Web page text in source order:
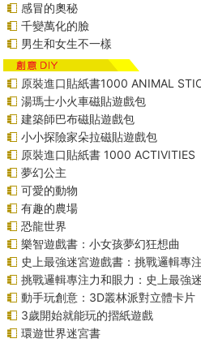
感冒的奧秘
千變萬化的臉
男生和女生不一樣
原裝進口貼紙書1000 ANIMAL
湯瑪士小火車磁貼遊戲包
建築師巴布磁貼遊戲包
小小探險家朵拉磁貼遊戲包
原裝進口貼紙書 1000 ACTIVITIES
夢幻公主
可愛的動物
有趣的農場
恐龍世界
樂智遊戲書：小女孩夢幻狂想曲
史上最強迷宮遊戲書：挑戰邏輯專
挑戰邏輯專注力和眼力：史上最強
動手玩創意：3D叢林派對立體卡片
3歲開始就能玩的摺紙遊戲
環遊世界迷宮書